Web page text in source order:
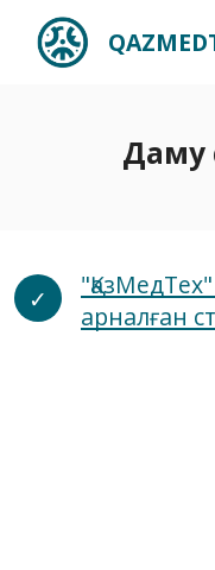
Даму
арналған